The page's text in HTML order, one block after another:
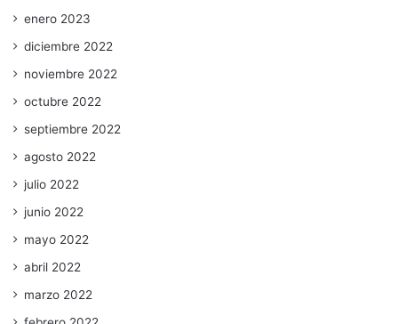
enero 2023
diciembre 2022
noviembre 2022
octubre 2022
septiembre 2022
agosto 2022
julio 2022
junio 2022
mayo 2022
abril 2022
marzo 2022